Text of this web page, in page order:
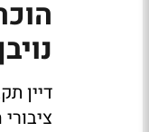
דיין